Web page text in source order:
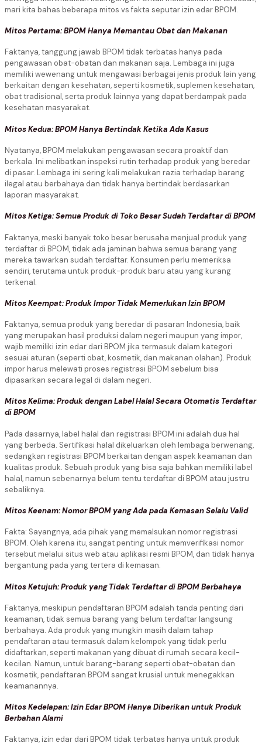
mari kita bahas beberapa mitos vs fakta seputar izin edar BPOM.
Mitos Pertama: BPOM Hanya Memantau Obat dan Makanan
Faktanya, tanggung jawab BPOM tidak terbatas hanya pada
pengawasan obat-obatan dan makanan saja. Lembaga ini juga
memiliki wewenang untuk mengawasi berbagai jenis produk lain yang
berkaitan dengan kesehatan, seperti kosmetik, suplemen kesehatan,
obat tradisional, serta produk lainnya yang dapat berdampak pada
kesehatan masyarakat.
Mitos Kedua: BPOM Hanya Bertindak Ketika Ada Kasus
Nyatanya, BPOM melakukan pengawasan secara proaktif dan
berkala. Ini melibatkan inspeksi rutin terhadap produk yang beredar
di pasar. Lembaga ini sering kali melakukan razia terhadap barang
ilegal atau berbahaya dan tidak hanya bertindak berdasarkan
laporan masyarakat.
Mitos Ketiga: Semua Produk di Toko Besar Sudah Terdaftar di BPOM
Faktanya, meski banyak toko besar berusaha menjual produk yang
terdaftar di BPOM, tidak ada jaminan bahwa semua barang yang
mereka tawarkan sudah terdaftar. Konsumen perlu memeriksa
sendiri, terutama untuk produk-produk baru atau yang kurang
terkenal.
Mitos Keempat: Produk Impor Tidak Memerlukan Izin BPOM
Faktanya, semua produk yang beredar di pasaran Indonesia, baik
yang merupakan hasil produksi dalam negeri maupun yang impor,
wajib memiliki izin edar dari BPOM jika termasuk dalam kategori
sesuai aturan (seperti obat, kosmetik, dan makanan olahan). Produk
impor harus melewati proses registrasi BPOM sebelum bisa
dipasarkan secara legal di dalam negeri.
Mitos Kelima: Produk dengan Label Halal Secara Otomatis Terdaftar
di BPOM
Pada dasarnya, label halal dan registrasi BPOM ini adalah dua hal
yang berbeda. Sertifikasi halal dikeluarkan oleh lembaga berwenang,
sedangkan registrasi BPOM berkaitan dengan aspek keamanan dan
kualitas produk. Sebuah produk yang bisa saja bahkan memiliki label
halal, namun sebenarnya belum tentu terdaftar di BPOM atau justru
sebaliknya.
Mitos Keenam: Nomor BPOM yang Ada pada Kemasan Selalu Valid
Fakta: Sayangnya, ada pihak yang memalsukan nomor registrasi
BPOM. Oleh karena itu, sangat penting untuk memverifikasi nomor
tersebut melalui situs web atau aplikasi resmi BPOM, dan tidak hanya
bergantung pada yang tertera di kemasan.
Mitos Ketujuh: Produk yang Tidak Terdaftar di BPOM Berbahaya
Faktanya, meskipun pendaftaran BPOM adalah tanda penting dari
keamanan, tidak semua barang yang belum terdaftar langsung
berbahaya. Ada produk yang mungkin masih dalam tahap
pendaftaran atau termasuk dalam kelompok yang tidak perlu
didaftarkan, seperti makanan yang dibuat di rumah secara kecil-
kecilan. Namun, untuk barang-barang seperti obat-obatan dan
kosmetik, pendaftaran BPOM sangat krusial untuk menegakkan
keamanannya.
Mitos Kedelapan: Izin Edar BPOM Hanya Diberikan untuk Produk
Berbahan Alami
Faktanya, izin edar dari BPOM tidak terbatas hanya untuk produk